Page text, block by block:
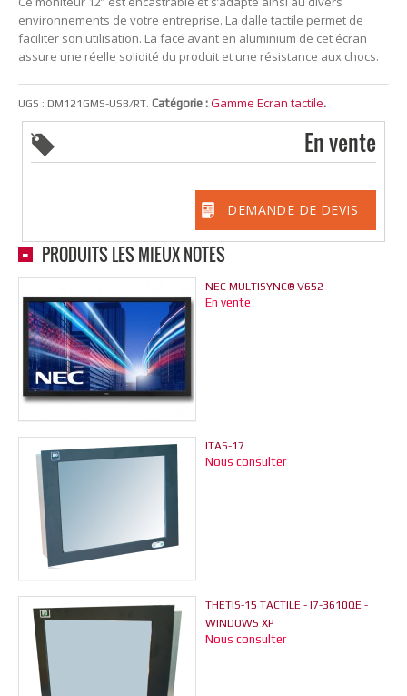
environnements de votre entreprise. La dalle tactile permet de
faciliter son utilisation. La face avant en aluminium de cet écran
assure une réelle solidité du produit et une résistance aux chocs.
UGS : DM121GMS-USB/RT Catégorie : Gamme Ecran tactile.
En vente
DEMANDE DE DEVIS
PRODUITS LES MIEUX NOTÉS
NEC MULTISYNC® V652
En vente
ITAS-17
Nous consulter
THETIS-15 TACTILE - I7-3610QE -
WINDOWS XP
Nous consulter